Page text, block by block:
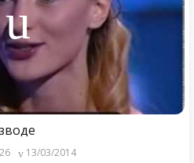
13/03/2014